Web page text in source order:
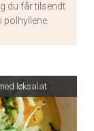
du får tilsendt
løksalat